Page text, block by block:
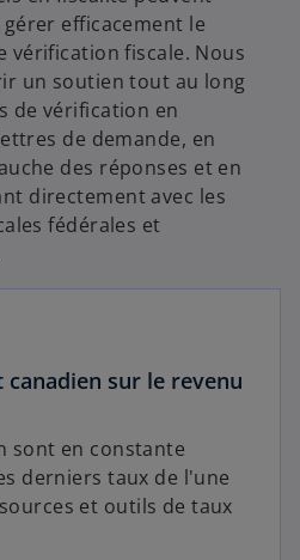
efficacement le
vérification fiscale. Nous
un soutien tout au long
de vérification en
de demande, en
des réponses et en
directement avec les
fédérales et
canadien sur le revenu
sont en constante
derniers taux de l'une
et outils de taux